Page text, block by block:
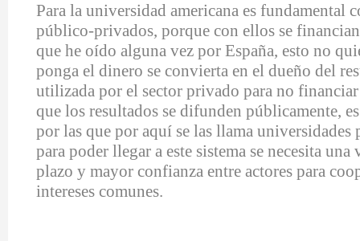
Para la universidad americana es fundamental
público-privados, porque con ellos se
que he oído alguna vez por España, esto no
ponga el dinero se convierta en el dueño del
utilizada por el sector privado para no
que los resultados se difunden públicamente,
por las que por aquí se las llama
para poder llegar a este sistema se necesita
plazo y mayor confianza entre actores para
intereses comunes.